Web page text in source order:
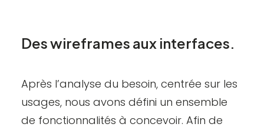
Des wireframes aux interfaces.
Après l’analyse du besoin, centrée sur les
usages, nous avons défini un ensemble
de fonctionnalités à concevoir. Afin de